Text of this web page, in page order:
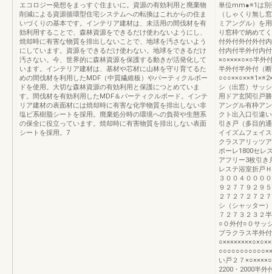
エコロジー発想をまっすぐ住まいに。資源の有効利用と廃棄物
削減による資源循環型住宅システムへの転換はこれからの住ま
いづくりの基本です。インテリア建材は、未活用の間伐材を有
効利用することで、森林資源をできるだけ使わないようにし、
焼却時に有害な物質を排出しないことで、地球を汚さないよう
にしています。資源をできるだけ使わない。地球をできるだけ
汚さない。今、世界的に森林資源を保護する動きが活発化して
います。インテリア建材は、基材や芯材に山林を守り育てるた
めの間伐材を利用したMDF（中質繊維板）やパーティクルボー
ドを使用。大切な森林資源の有効利用と保護につとめていま
す。間伐材を有効利用したMDF＆パーティクルボード。インテ
リア建材の表面材には焼却時に有害な化学物質を排出しない非
塩ビ系樹脂シートを採用。廃棄処分時の環境への負荷や生態系
の保全に役立っています。焼却時に有害物質を排出しない表面
シートを採用。7
単位mm●※1は別
（しゃくり無し
ミアングル）を
り窓枠で納めて
付外付外付外付
付内付半外付内
×○××××○×○半外
半外付半外付（
シ（出窓）サッ
用ドア玄関引戸
アングル有枠ア
クト出入口引違
引き戸（多目的
イイズムフェイ
クラスアリッツ
ポーレ1800セレ
アフリー3枚引き
レステ浴室折戸
３００４０００
９２７７９２９
２７２７２７２
シ（シャッター
７２７３２３２
○０外付○０サッ
プラクラス半外
い戸２７
2200・2000半外